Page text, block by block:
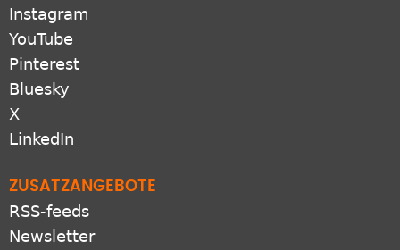
Instagram
YouTube
Pinterest
Bluesky
X
LinkedIn
ZUSATZANGEBOTE
RSS-feeds
Newsletter